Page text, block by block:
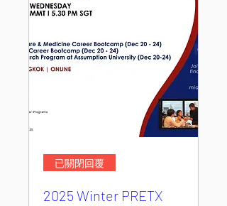
已關閉回覆
2025 Winter PRETX